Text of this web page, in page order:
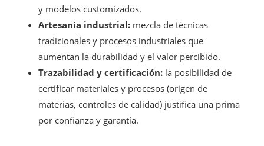
y modelos customizados.
Artesanía industrial: mezcla de técnicas
tradicionales y procesos industriales que
aumentan la durabilidad y el valor percibido.
Trazabilidad y certificación: la posibilidad de
certificar materiales y procesos (origen de
materias, controles de calidad) justifica una prima
por confianza y garantía.